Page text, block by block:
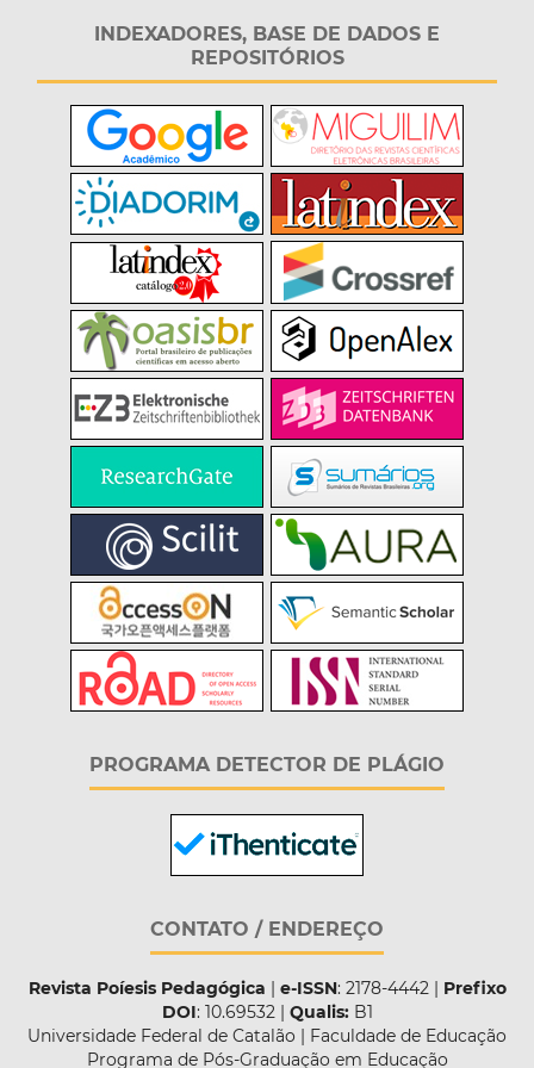
INDEXADORES, BASE DE DADOS E
REPOSITÓRIOS
PROGRAMA DETECTOR DE PLÁGIO
CONTATO / ENDEREÇO
Revista Poíesis Pedagógica e-ISSN: 2178-4442 | Prefixo
DOI: 10.69532 | Qualis:B1
Universidade Federal de Catalão | Faculdade de Educação
Programa de Pós-Graduação em Educação